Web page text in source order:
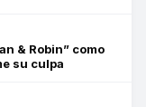
& Robin” como
su culpa